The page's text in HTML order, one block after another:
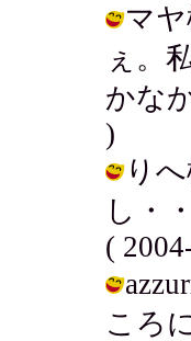
マ
ぇ。
かな
)
り
し・
(
ころ